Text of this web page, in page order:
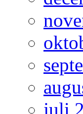
juli